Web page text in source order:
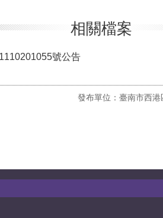
相關檔案
號公告
發布單位：臺南市西港